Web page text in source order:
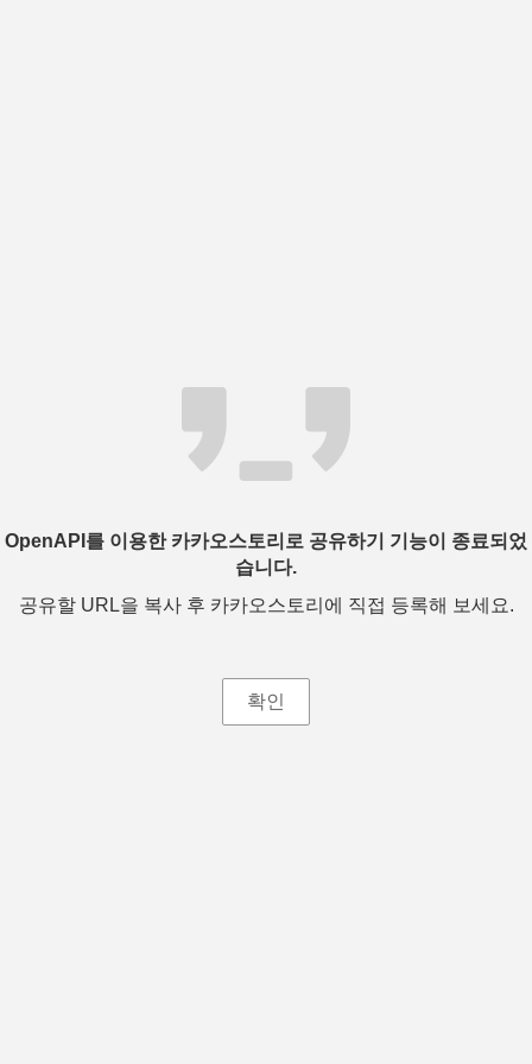
OpenAPI를 이용한 카카오스토리로 공유하기 기능이 종료되었
습니다.
공유할 URL을 복사 후 카카오스토리에 직접 등록해 보세요.
확인